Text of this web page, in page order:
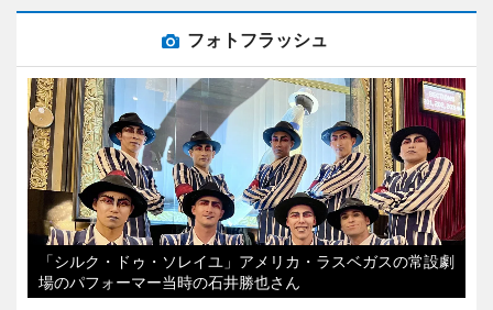
フォトフラッシュ
「シルク・ドゥ・ソレイユ」アメリカ・ラスベガスの常設劇
場のパフォーマー当時の石井勝也さん